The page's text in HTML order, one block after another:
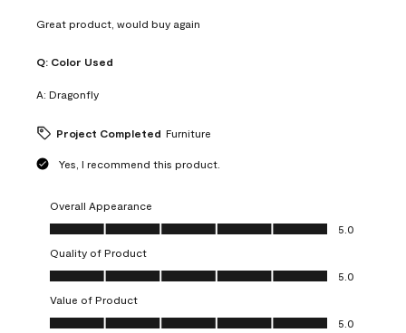
Great product, would buy again
Q: Color Used
A: Dragonfly
Project Completed Furniture
Yes, I recommend this product.
Overall Appearance
Overall Appearance, 5.0 out of 5
5.0
Quality of Product
Quality of Product, 5.0 out of 5
5.0
Value of Product
Value of Product, 5.0 out of 5
5.0